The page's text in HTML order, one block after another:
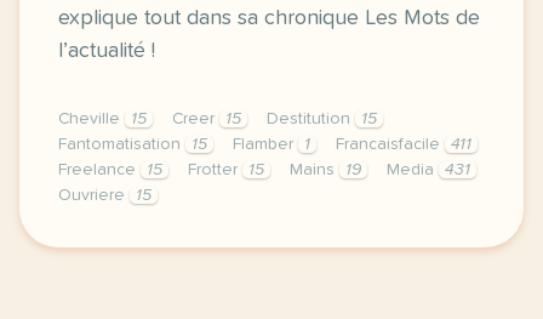
explique tout dans sa chronique Les Mots de
l’actualité !
Cheville 15 Creer 15 Destitution
15
Fantomatisation
15 Flamber 1 Francaisfacile
411
Freelance
15 Frotter 15 Mains 19 Media
431
Ouvriere
15
exercice b1 flamber flambeur flambee on